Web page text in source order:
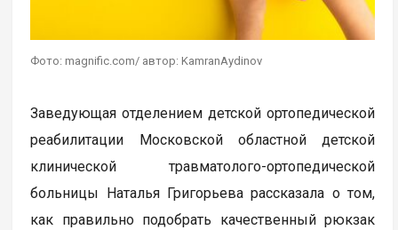
Фото: magnific.com/ автор: KamranAydinov
Заведующая отделением детской ортопедической
реабилитации Московской областной детской
клинической травматолого-ортопедической
больницы Наталья Григорьева рассказала о том,
как правильно подобрать качественный рюкзак